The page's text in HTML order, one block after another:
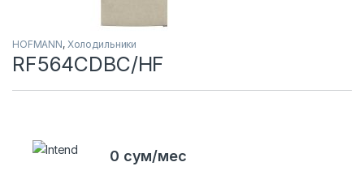
HOFMANN, Холодильники
RF564CDBC/HF
0 сум/мес